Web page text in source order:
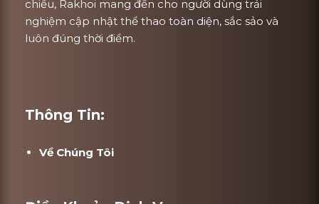
chiều, Rakhoi mang đến cho người dùng trải
nghiệm cập nhật thể thao toàn diện, sắc sảo và
luôn đúng thời điểm.
Thông Tin:
Về Chúng Tôi